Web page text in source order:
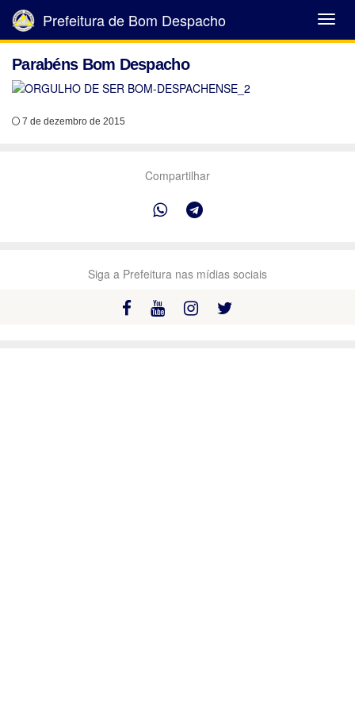
Abrir
Menu
Prefeitura de Bom Despacho
Parabéns Bom Despacho
7 de dezembro de 2015
Compartilhar
Siga a Prefeitura nas mídias sociais